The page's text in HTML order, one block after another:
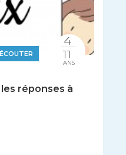
réponses à
4
11
ANS